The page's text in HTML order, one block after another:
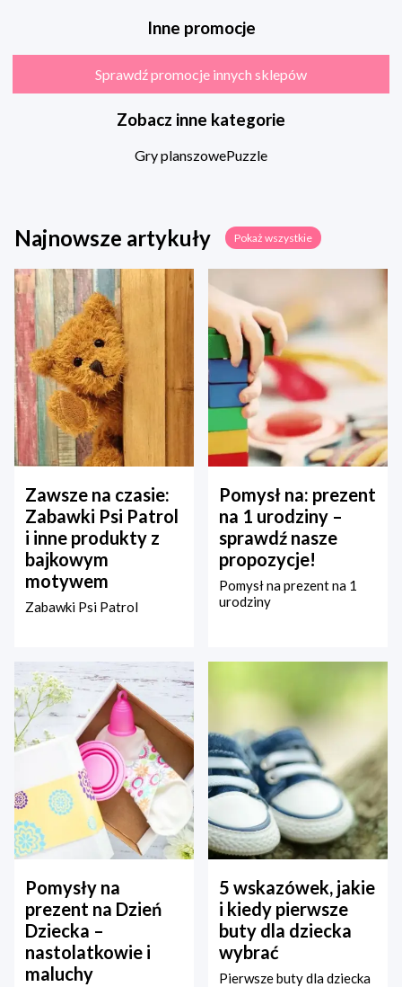
Inne promocje
Sprawdź promocje innych sklepów
Zobacz inne kategorie
Gry planszowePuzzle
Najnowsze artykuły Pokaż wszystkie
Zawsze na czasie:
Zabawki Psi Patrol
i inne produkty z
bajkowym
motywem
Zabawki Psi Patrol
Pomysł na: prezent
na 1 urodziny –
sprawdź nasze
propozycje!
Pomysł na prezent na 1
urodziny
Pomysły na
prezent na Dzień
Dziecka –
nastolatkowie i
maluchy
5 wskazówek, jakie
i kiedy pierwsze
buty dla dziecka
wybrać
Pierwsze buty dla dziecka